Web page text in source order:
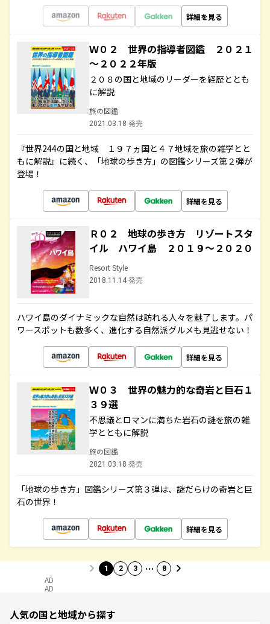
詳細を見る
Ｗ０２ 世界の指導者図鑑 ２０２１
～２０２２年版
２０８の国と地域のリーダーを経歴ととも
に解説
旅の図鑑
2021.03.18 発売
『世界244の国と地域 １９７ヵ国と４７地域を旅の雑学とと
もに解説』に続く、「地球の歩き方」の図鑑シリーズ第２弾が
登場！
詳細を見る
Ｒ０２ 地球の歩き方 リゾートスタ
イル ハワイ島 ２０１９～２０２０
Resort Style
2018.11.14 発売
ハワイ島のダイナミックな自然は訪れる人々を魅了します。パ
ワースポットも数多く、進化する自然派グルメも見逃せない！
詳細を見る
Ｗ０３ 世界の魅力的な奇岩と巨石１
３９選
不思議とロマンに満ちた岩石の謎を旅の雑
学とともに解説
旅の図鑑
2021.03.18 発売
「地球の歩き方」図鑑シリーズ第３弾は、謎だらけの奇岩と巨
石の世界！
詳細を見る
1 2 3 … 8
AD
AD
人気の国と地域から探す